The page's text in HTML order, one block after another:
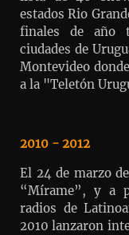
estados Rio
finales de año
ciudades de
Montevideo
a la "Teletón
2010 - 2012
El 24 de marzo
“Mírame”, y a
radios de
2010 lanzaron